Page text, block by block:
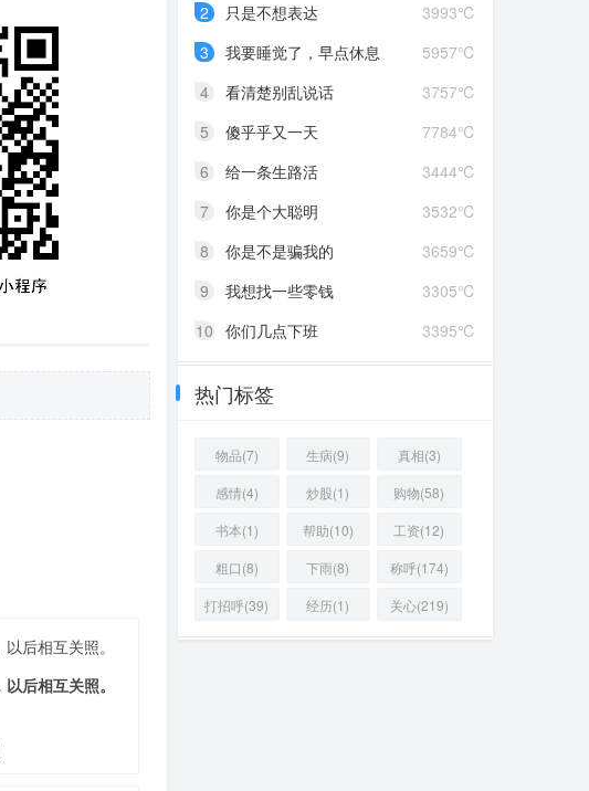
后相互关照。
后相互关照。
3993℃
2
只是不想表达
5957℃
3
我要睡觉了，早点休息
3757℃
4
看清楚别乱说话
7784℃
5
傻乎乎又一天
3444℃
6
给一条生路活
3532℃
7
你是个大聪明
3659℃
8
你是不是骗我的
3305℃
9
我想找一些零钱
3395℃
10 你们几点下班
热门标签
物品(7) 生病(9)
真相(3)
感情(4)
炒股(1)
购物(58)
书本(1)
帮助(10)
工资(12)
粗口(8)
下雨(8)
称呼(174)
打招呼(39)
经历(1) 关心(219)